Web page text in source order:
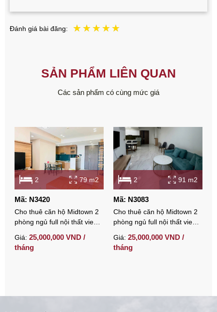
Đánh giá bài đăng:
SẢN PHẨM LIÊN QUAN
Các sản phẩm có cùng mức giá
2 79 m2
Mã: N3420
Cho thuê căn hộ Midtown 2
phòng ngủ full nội thất view
Giá: 25,000,000 VND /
tháng
2 91 m2
Mã: N3083
Cho thuê căn hộ Midtown 2
phòng ngủ full nội thất view
Giá: 25,000,000 VND /
tháng